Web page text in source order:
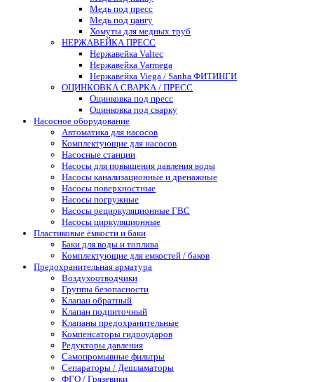
Медь под пресс
Медь под цангу
Хомуты для медных труб
НЕРЖАВЕЙКА ПРЕСС
Нержавейка Valtec
Нержавейка Varmega
Нержавейка Viega / Sanha ФИТИНГИ
ОЦИНКОВКА СВАРКА / ПРЕСС
Оцинковка под пресс
Оцинковка под сварку
Насосное оборудование
Автоматика для насосов
Комплектующие для насосов
Насосные станции
Насосы для повышения давления воды
Насосы канализационные и дренажные
Насосы поверхностные
Насосы погружные
Насосы рециркуляционные ГВС
Насосы циркуляционные
Пластиковые ёмкости и баки
Баки для воды и топлива
Комплектующие для емкостей / баков
Предохранительная арматура
Воздухоотводчики
Группы безопасности
Клапан обратный
Клапан подпиточный
Клапаны предохранительные
Компенсаторы гидроударов
Редукторы давления
Самопромывные фильтры
Сепараторы / Дешламаторы
ФГО / Грязевики